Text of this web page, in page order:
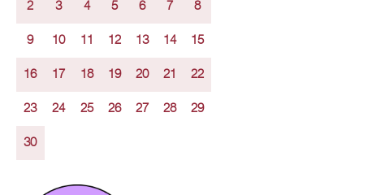
2 3 4 5 6 7 8
9 10 11 12 13 14 15
16 17 18 19 20 21 22
23 24 25 26 27 28 29
30